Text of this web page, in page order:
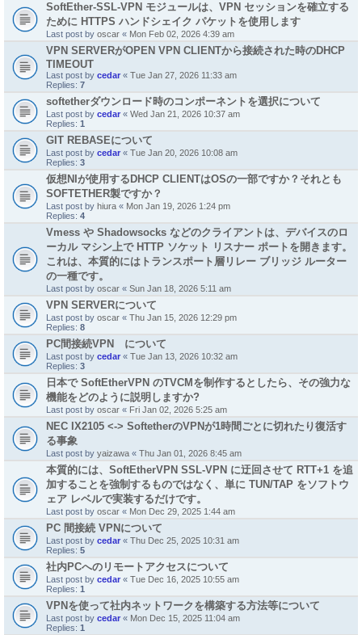
SoftEther-SSL-VPN モジュールは、VPN セッションを確立する
ために HTTPS ハンドシェイク パケットを使用します
Last post by oscar « Mon Feb 02, 2026 4:39 am
VPN SERVERがOPEN VPN CLIENTから接続された時のDHCP
TIMEOUT
Last post by cedar « Tue Jan 27, 2026 11:33 am
Replies: 7
softetherダウンロード時のコンポーネントを選択について
Last post by cedar « Wed Jan 21, 2026 10:37 am
Replies: 1
GIT REBASEについて
Last post by cedar « Tue Jan 20, 2026 10:08 am
Replies: 3
仮想NIが使用するDHCP CLIENTはOSの一部ですか？それとも
SOFTETHER製ですか？
Last post by hiura « Mon Jan 19, 2026 1:24 pm
Replies: 4
Vmess や Shadowsocks などのクライアントは、デバイスのロ
ーカル マシン上で HTTP ソケット リスナー ポートを開きます。
これは、本質的にはトランスポート層リレー ブリッジ ルーター
の一種です。
Last post by oscar « Sun Jan 18, 2026 5:11 am
VPN SERVERについて
Last post by oscar « Thu Jan 15, 2026 12:29 pm
Replies: 8
PC間接続VPN について
Last post by cedar « Tue Jan 13, 2026 10:32 am
Replies: 3
日本で SoftEtherVPN のTVCMを制作するとしたら、その強力な
機能をどのように説明しますか?
Last post by oscar « Fri Jan 02, 2026 5:25 am
NEC IX2105 <-> SoftetherのVPNが1時間ごとに切れたり復活す
る事象
Last post by yaizawa « Thu Jan 01, 2026 8:45 am
本質的には、SoftEtherVPN SSL-VPN に迂回させて RTT+1 を追
加することを強制するものではなく、単に TUN/TAP をソフトウ
ェア レベルで実装するだけです。
Last post by oscar « Mon Dec 29, 2025 1:44 am
PC 間接続 VPNについて
Last post by cedar « Thu Dec 25, 2025 10:31 am
Replies: 5
社内PCへのリモートアクセスについて
Last post by cedar « Tue Dec 16, 2025 10:55 am
Replies: 1
VPNを使って社内ネットワークを構築する方法等について
Last post by cedar « Mon Dec 15, 2025 11:04 am
Replies: 1